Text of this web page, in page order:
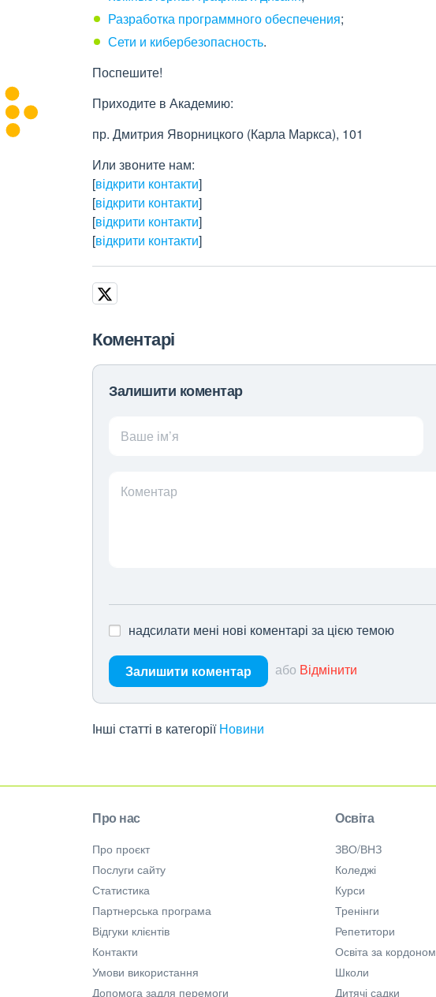
Разработка программного обеспечения;
Сети и кибербезопасность.
Поспешите!
Приходите в Академию:
пр. Дмитрия Яворницкого (Карла Маркса), 101
Или звоните нам:
[відкрити контакти]
[відкрити контакти]
[відкрити контакти]
[відкрити контакти]
Коментарі
Залишити коментар
Ваше ім’я
Коментар
надсилати мені нові коментарі за цією темою
Залишити коментар або Відмінити
Інші статті в категорії Новини
Про нас
Про проєкт
Послуги сайту
Статистика
Партнерська програма
Відгуки клієнтів
Контакти
Умови використання
Допомога задля перемоги
Освіта
ЗВО/ВНЗ
Коледжі
Курси
Тренінги
Репетитори
Освіта за кордоном
Школи
Дитячі садки